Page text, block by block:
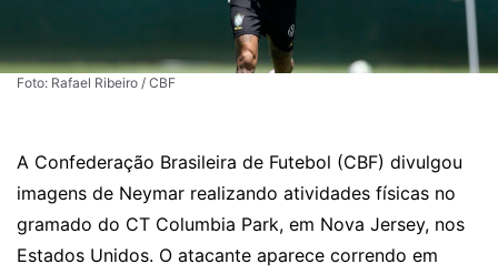
Foto: Rafael Ribeiro / CBF
A Confederação Brasileira de Futebol (CBF) divulgou
imagens de Neymar realizando atividades físicas no
gramado do CT Columbia Park, em Nova Jersey, nos
Estados Unidos. O atacante aparece correndo em